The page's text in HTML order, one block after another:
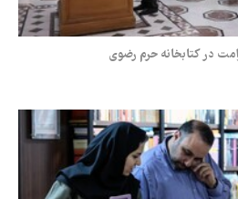
در کتابخانه حرم رضوی